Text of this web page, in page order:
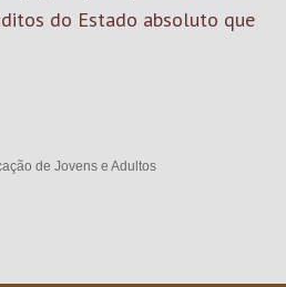
do Estado absoluto que
de Jovens e Adultos